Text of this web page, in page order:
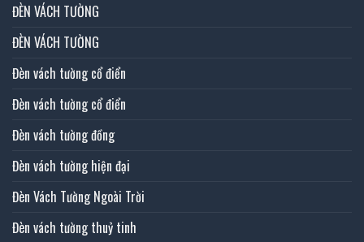
ĐÈN VÁCH TƯỜNG
ĐÈN VÁCH TƯỜNG
Đèn vách tường cổ điển
Đèn vách tường cổ điển
Đèn vách tường đồng
Đèn vách tường hiện đại
Đèn Vách Tường Ngoài Trời
Đèn vách tường thuỷ tinh